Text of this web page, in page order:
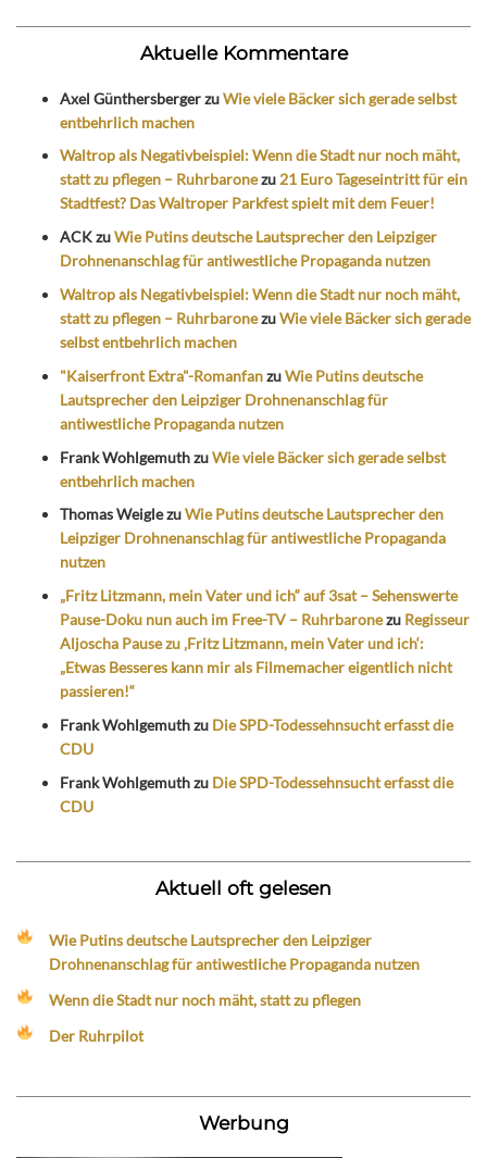
Aktuelle Kommentare
Axel GünthersbergerzuWie viele Bäcker sich gerade selbst
entbehrlich machen
Waltrop als Negativbeispiel: Wenn die Stadt nur noch mäht,
statt zu pflegen – Ruhrbaronezu21 Euro Tageseintritt für ein
Stadtfest? Das Waltroper Parkfest spielt mit dem Feuer!
ACKzuWie Putins deutsche Lautsprecher den Leipziger
Drohnenanschlag für antiwestliche Propaganda nutzen
Waltrop als Negativbeispiel: Wenn die Stadt nur noch mäht,
statt zu pflegen – RuhrbaronezuWie viele Bäcker sich gerade
selbst entbehrlich machen
"Kaiserfront Extra"-RomanfanzuWie Putins deutsche
Lautsprecher den Leipziger Drohnenanschlag für
antiwestliche Propaganda nutzen
Frank WohlgemuthzuWie viele Bäcker sich gerade selbst
entbehrlich machen
Thomas WeiglezuWie Putins deutsche Lautsprecher den
Leipziger Drohnenanschlag für antiwestliche Propaganda
nutzen
„Fritz Litzmann, mein Vater und ich“ auf 3sat – Sehenswerte
Pause-Doku nun auch im Free-TV – Ruhrbaronezu Regisseur
Aljoscha Pause zu ‚Fritz Litzmann, mein Vater und ich‘:
„Etwas Besseres kann mir als Filmemacher eigentlich nicht
passieren!“
Frank Wohlgemuthzu Die SPD-Todessehnsucht erfasst die
CDU
Frank Wohlgemuthzu Die SPD-Todessehnsucht erfasst die
CDU
Aktuell oft gelesen
Wie Putins deutsche Lautsprecher den Leipziger
Drohnenanschlag für antiwestliche Propaganda nutzen
Wenn die Stadt nur noch mäht, statt zu pflegen
Der Ruhrpilot
Werbung